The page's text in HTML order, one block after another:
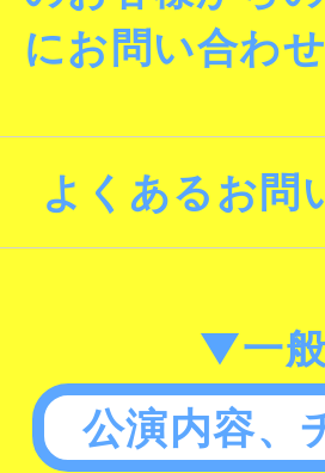
にお問い合わ
よくあるお問
▼一
公演内容、